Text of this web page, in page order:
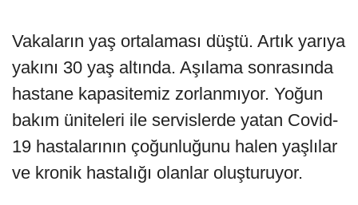
Vakaların yaş ortalaması düştü. Artık yarıya
yakını 30 yaş altında. Aşılama sonrasında
hastane kapasitemiz zorlanmıyor. Yoğun
bakım üniteleri ile servislerde yatan Covid-
19 hastalarının çoğunluğunu halen yaşlılar
ve kronik hastalığı olanlar oluşturuyor.